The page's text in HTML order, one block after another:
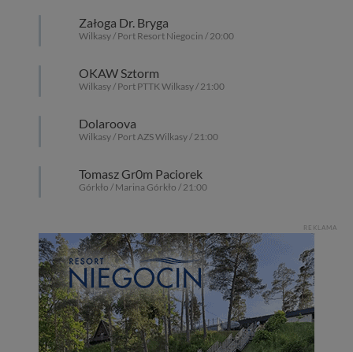
Załoga Dr. Bryga
Wilkasy / Port Resort Niegocin / 20:00
OKAW Sztorm
Wilkasy / Port PTTK Wilkasy / 21:00
Dolaroova
Wilkasy / Port AZS Wilkasy / 21:00
Tomasz Gr0m Paciorek
Górkło / Marina Górkło / 21:00
REKLAMA